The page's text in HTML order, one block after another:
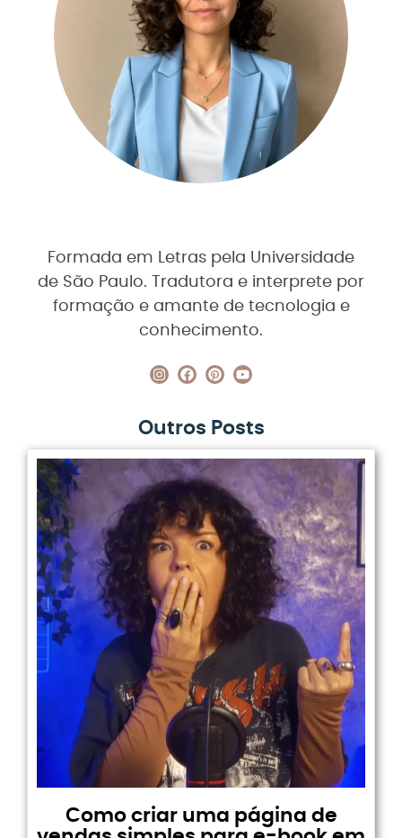
Formada em Letras pela Universidade
de São Paulo. Tradutora e interprete por
formação e amante de tecnologia e
conhecimento.
Outros Posts
Como criar uma página de